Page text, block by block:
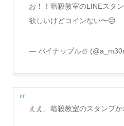
お！！暗殺教室のLINEスタ
欲しいけどコインない〜😑
— パイナップル☃️
ええ、暗殺教室のスタンプ